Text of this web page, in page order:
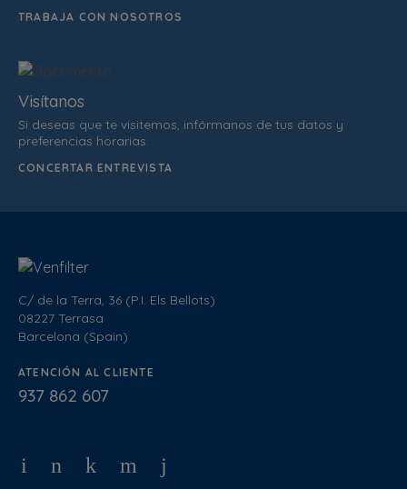
C/ de la Terra, 36 (P.I. Els Bellots)
08227 Terrasa
Barcelona (Spain)
ATENCIÓN AL CLIENTE
937 862 607
TRABAJA CON NOSOTROS
Visítanos
Si deseas que te visitemos, infórmanos de tus datos y
preferencias horarias.
CONCERTAR ENTREVISTA